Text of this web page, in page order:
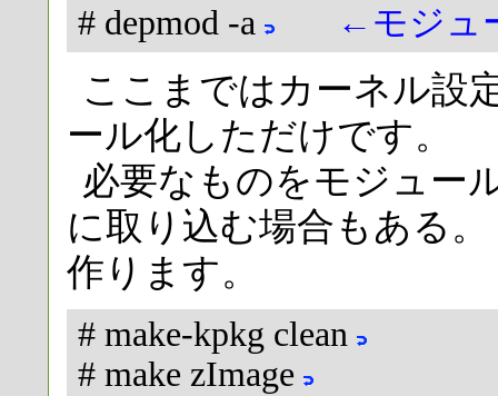
# depmod -a
←モジュ
ここまではカーネル設
ール化しただけです。
必要なものをモジュー
に取り込む場合もある
作ります。
# make-kpkg clean
# make zImage